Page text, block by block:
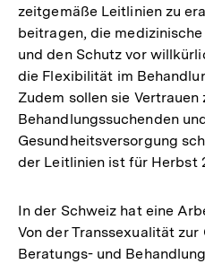
zeitgemäße Leitlinien zu
beitragen, die
und den Schutz vor
die Flexibilität im
Zudem sollen sie Vertrauen
Behandlungssuchenden
Gesundheitsversorgung
der Leitlinien ist für Herbst
In der Schweiz hat eine
Von der Transsexualität
Beratungs- und